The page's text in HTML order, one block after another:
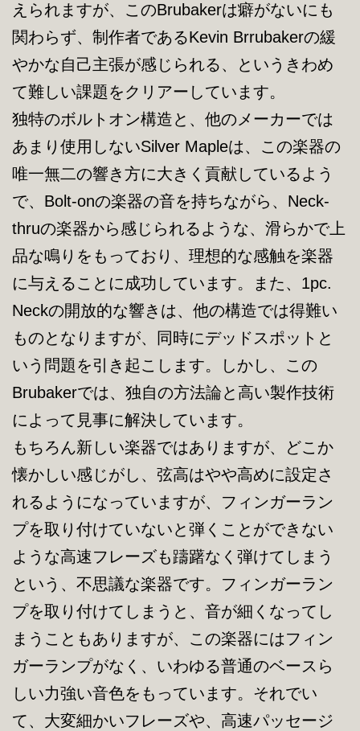
えられますが、このBrubakerは癖がないにも
関わらず、制作者であるKevin Brrubakerの緩
やかな自己主張が感じられる、というきわめ
て難しい課題をクリアーしています。
独特のボルトオン構造と、他のメーカーでは
あまり使用しないSilver Mapleは、この楽器の
唯一無二の響き方に大きく貢献しているよう
で、Bolt-onの楽器の音を持ちながら、Neck-
thruの楽器から感じられるような、滑らかで上
品な鳴りをもっており、理想的な感触を楽器
に与えることに成功しています。また、1pc.
Neckの開放的な響きは、他の構造では得難い
ものとなりますが、同時にデッドスポットと
いう問題を引き起こします。しかし、この
Brubakerでは、独自の方法論と高い製作技術
によって見事に解決しています。
もちろん新しい楽器ではありますが、どこか
懐かしい感じがし、弦高はやや高めに設定さ
れるようになっていますが、フィンガーラン
プを取り付けていないと弾くことができない
ような高速フレーズも躊躇なく弾けてしまう
という、不思議な楽器です。フィンガーラン
プを取り付けてしまうと、音が細くなってし
まうこともありますが、この楽器にはフィン
ガーランプがなく、いわゆる普通のベースら
しい力強い音色をもっています。それでい
て、大変細かいフレーズや、高速パッセージ